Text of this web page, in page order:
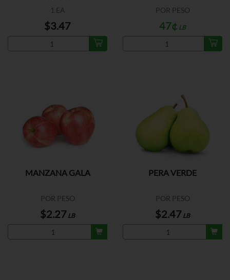
1 EA
$3.47
POR PESO
47¢ LB
MANZANA GALA
POR PESO
$2.27 LB
PERA VERDE
POR PESO
$2.47 LB